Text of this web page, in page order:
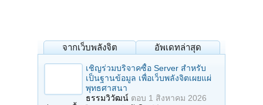
จากเว็บพลังจิต อัพเดทล่าสุด
เชิญร่วมบริจาคซื้อ Server สำหรับ
เป็นฐานข้อมูล เพื่อเว็บพลังจิตเผยแผ่
พุทธศาสนา
ธรรมวิวัฒน์ ตอบ 1 สิงหาคม 2026